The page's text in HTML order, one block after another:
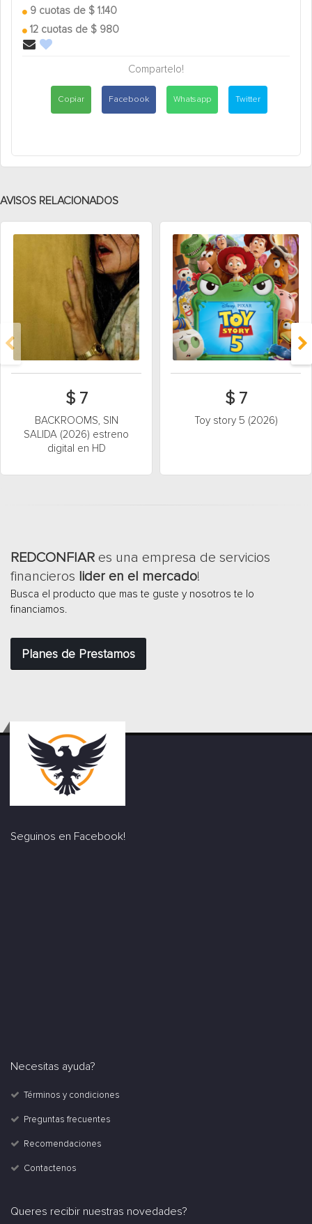
9 cuotas de $ 1.140
12 cuotas de $ 980
Compartelo!
Copiar Facebook Whatsapp Twitter
AVISOS RELACIONADOS
$ 7
BACKROOMS, SIN
SALIDA (2026) estreno
digital en HD
$ 7
Toy story 5 (2026)
REDCONFIAR es una empresa de servicios
financieros lider en el mercado!
Busca el producto que mas te guste y nosotros te lo
financiamos.
Planes de Prestamos
Seguinos en Facebook!
Necesitas ayuda?
Términos y condiciones
Preguntas frecuentes
Recomendaciones
Contactenos
Queres recibir nuestras novedades?